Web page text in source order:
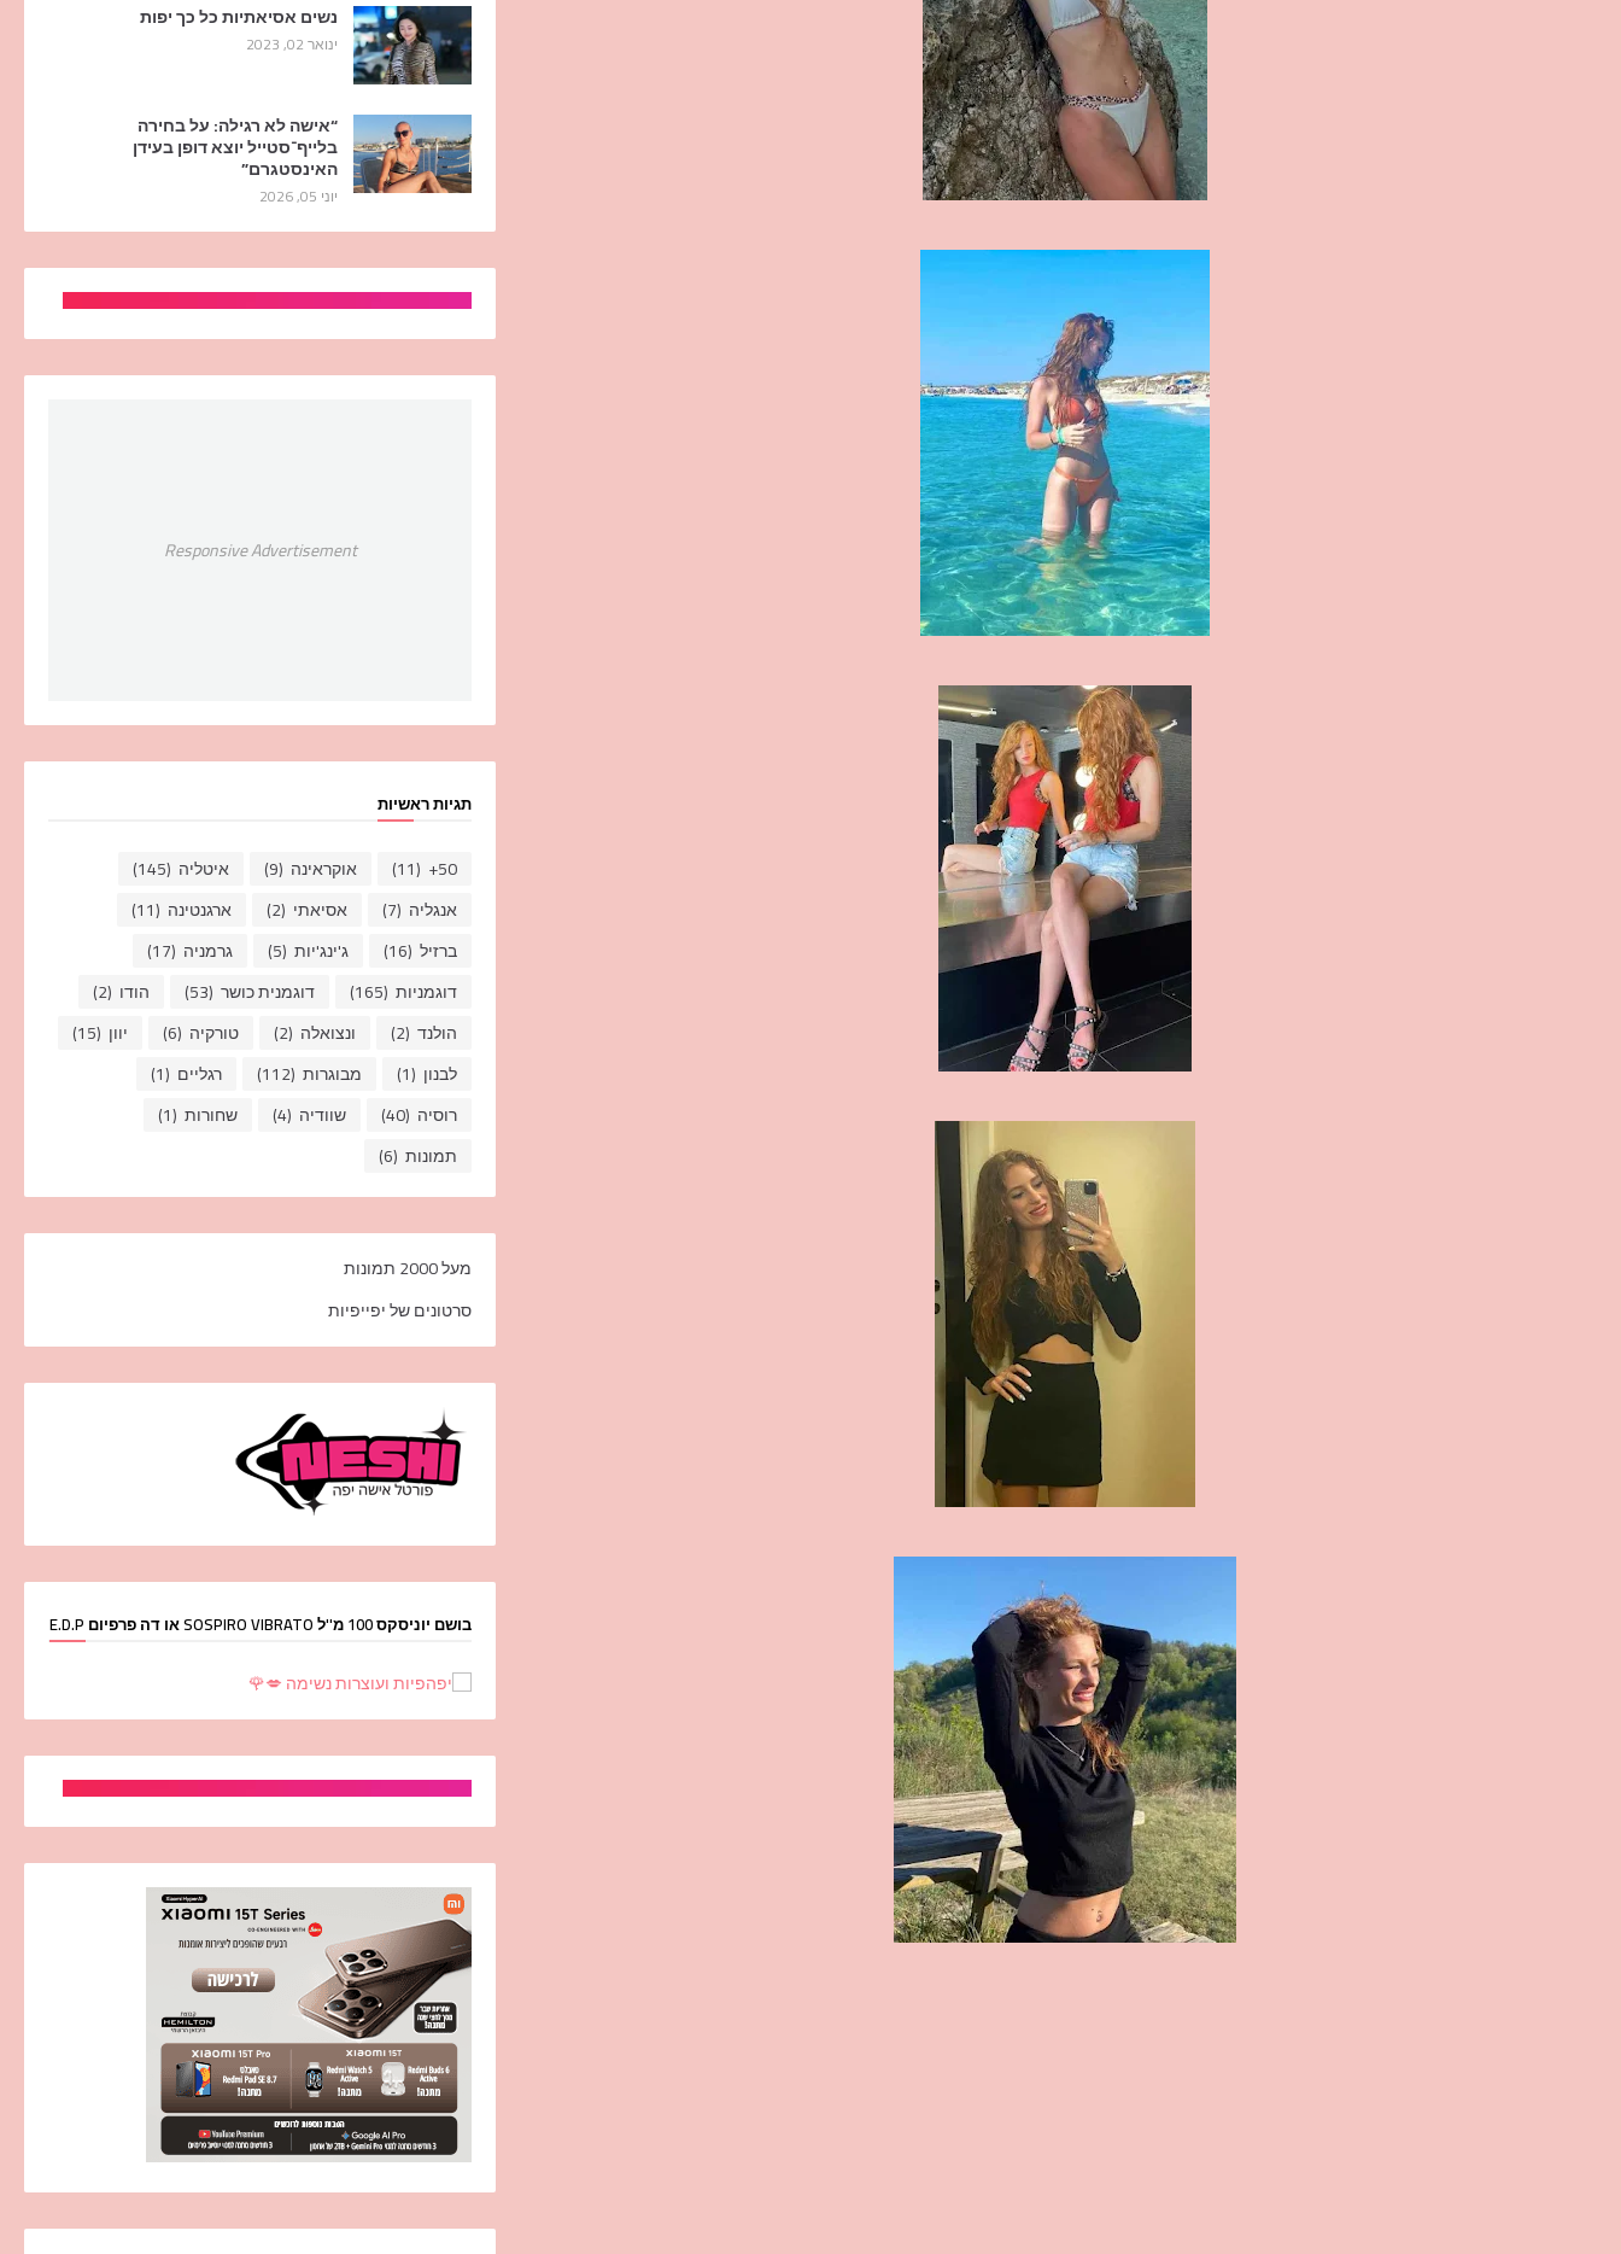
נשים אסיאתיות כל כך יפות
ינואר 02, 2023
“אישה לא רגילה: על בחירה
בלייף־סטייל יוצא דופן בעידן
האינסטגרם”
יוני 05, 2026
Responsive Advertisement
תגיות ראשיות
50+
(11) אוקראינה (9) איטליה (145)
אנגליה (7) אסיאתי (2) ארגנטינה (11)
ברזיל (16) ג'ינג'יות (5) גרמניה (17)
דוגמניות (165) דוגמנית כושר (53) הודו (2)
הולנד (2) ונצואלה (2) טורקיה (6) יוון (15)
לבנון (1) מבוגרות (112) רגליים (1)
רוסיה (40) שוודיה (4) שחורות (1)
תמונות (6)
מעל 2000 תמונות
סרטונים של יפייפיות
בושם יוניסקס 100 מ''ל SOSPIRO VIBRATO או דה פרפיום E.D.P